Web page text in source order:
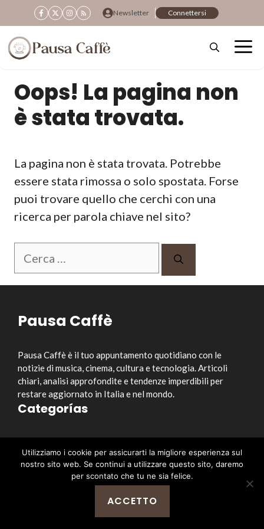
al
contenuto
Newsletter Connettersi
Oops! La pagina non
è stata trovata.
La pagina non è stata trovata. Potrebbe
essere stata rimossa o solo spostata. Forse
puoi trovare quello che cerchi con una
ricerca per parola chiave nel sito?
Ricerca
Pausa Caffè
Pausa Caffè è il tuo appuntamento quotidiano con le
notizie di musica, cinema, cultura e tecnologia. Articoli
chiari, analisi approfondite e tendenze imperdibili per
restare aggiornato in Italia e nel mondo.
Categorías
Musica
Cinema e Serie TV
Style&Culture
Enlaces útiles
Utilizziamo i cookie per assicurarti la migliore esperienza sul
nostro sito web. Se continui a utilizzare questo sito, daremo
per scontato che tu ne sia felice.
ACCETTO